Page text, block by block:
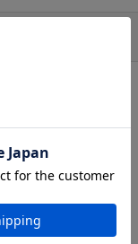
よって強調され
ラグです。まろ
果を生み出して
どんな空間にお
ンナップはこち